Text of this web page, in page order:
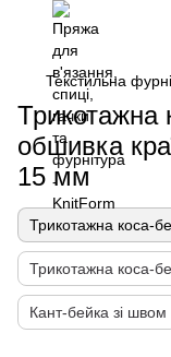
Текстильна
Трикотажна
обшивка
15 мм
Кант-бейка зі швом